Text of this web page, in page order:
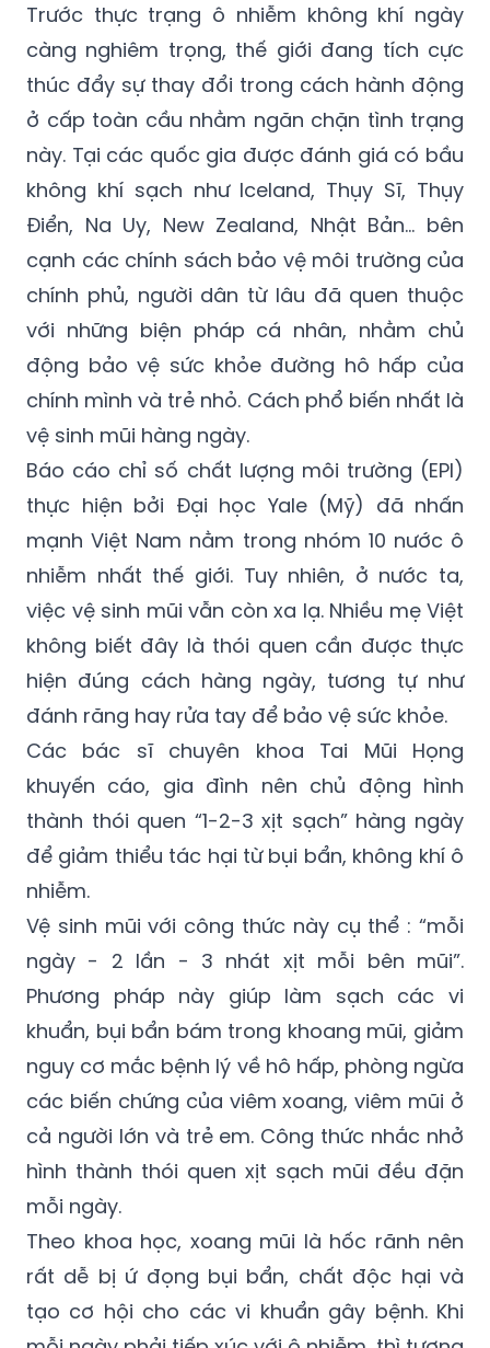
Trước thực trạng ô nhiễm không khí ngày
càng nghiêm trọng, thế giới đang tích cực
thúc đẩy sự thay đổi trong cách hành động
ở cấp toàn cầu nhằm ngăn chặn tình trạng
này. Tại các quốc gia được đánh giá có bầu
không khí sạch như Iceland, Thụy Sĩ, Thụy
Điển, Na Uy, New Zealand, Nhật Bản… bên
cạnh các chính sách bảo vệ môi trường của
chính phủ, người dân từ lâu đã quen thuộc
với những biện pháp cá nhân, nhằm chủ
động bảo vệ sức khỏe đường hô hấp của
chính mình và trẻ nhỏ. Cách phổ biến nhất là
vệ sinh mũi hàng ngày.
Báo cáo chỉ số chất lượng môi trường (EPI)
thực hiện bởi Đại học Yale (Mỹ) đã nhấn
mạnh Việt Nam nằm trong nhóm 10 nước ô
nhiễm nhất thế giới. Tuy nhiên, ở nước ta,
việc vệ sinh mũi vẫn còn xa lạ. Nhiều mẹ Việt
không biết đây là thói quen cần được thực
hiện đúng cách hàng ngày, tương tự như
đánh răng hay rửa tay để bảo vệ sức khỏe.
Các bác sĩ chuyên khoa Tai Mũi Họng
khuyến cáo, gia đình nên chủ động hình
thành thói quen “1-2-3 xịt sạch” hàng ngày
để giảm thiểu tác hại từ bụi bẩn, không khí ô
nhiễm.
Vệ sinh mũi với công thức này cụ thể : “mỗi
ngày - 2 lần - 3 nhát xịt mỗi bên mũi”.
Phương pháp này giúp làm sạch các vi
khuẩn, bụi bẩn bám trong khoang mũi, giảm
nguy cơ mắc bệnh lý về hô hấp, phòng ngừa
các biến chứng của viêm xoang, viêm mũi ở
cả người lớn và trẻ em. Công thức nhắc nhở
hình thành thói quen xịt sạch mũi đều đặn
mỗi ngày.
Theo khoa học, xoang mũi là hốc rãnh nên
rất dễ bị ứ đọng bụi bẩn, chất độc hại và
tạo cơ hội cho các vi khuẩn gây bệnh. Khi